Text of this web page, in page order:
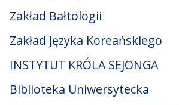
Zakład Bałtologii
Zakład Języka Koreańskiego
INSTYTUT KRÓLA SEJONGA
Biblioteka Uniwersytecka